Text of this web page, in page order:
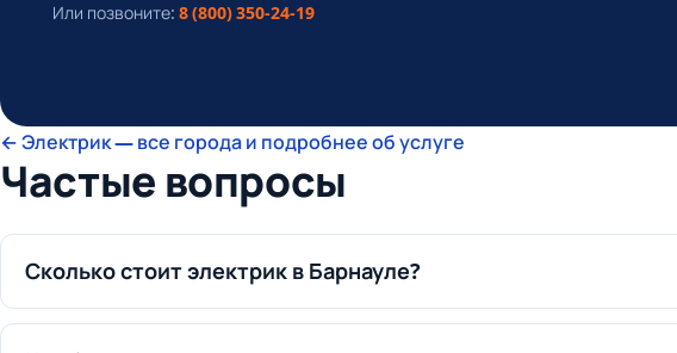
Или позвоните: 8 (800) 350-24-19
← Электрик — все города и подробнее об услуге
Частые вопросы
Сколько стоит электрик в Барнауле?